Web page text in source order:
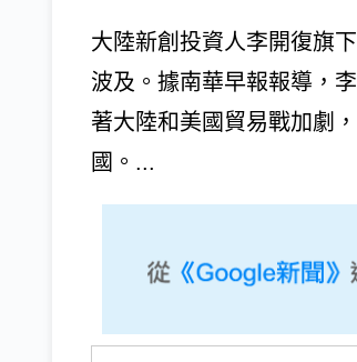
大陸新創投資人李開復旗
波及。據南華早報報導，
著大陸和美國貿易戰加劇
國。...